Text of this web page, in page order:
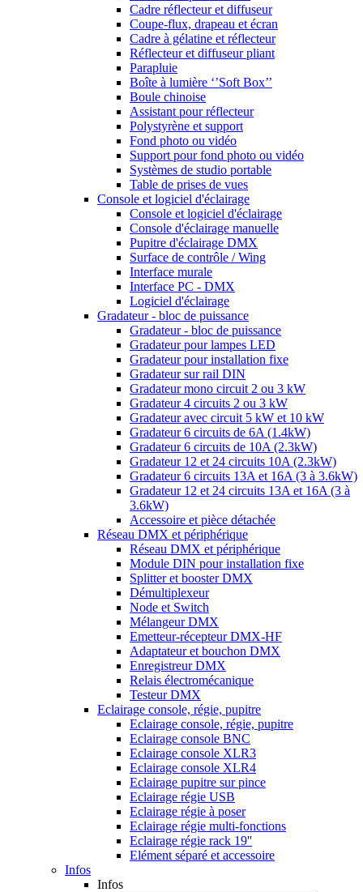
Cadre réflecteur et diffuseur
Coupe-flux, drapeau et écran
Cadre à gélatine et réflecteur
Réflecteur et diffuseur pliant
Parapluie
Boîte à lumière ‘’Soft Box’’
Boule chinoise
Assistant pour réflecteur
Polystyrène et support
Fond photo ou vidéo
Support pour fond photo ou vidéo
Systèmes de studio portable
Table de prises de vues
Console et logiciel d'éclairage
Console et logiciel d'éclairage
Console d'éclairage manuelle
Pupitre d'éclairage DMX
Surface de contrôle / Wing
Interface murale
Interface PC - DMX
Logiciel d'éclairage
Gradateur - bloc de puissance
Gradateur - bloc de puissance
Gradateur pour lampes LED
Gradateur pour installation fixe
Gradateur sur rail DIN
Gradateur mono circuit 2 ou 3 kW
Gradateur 4 circuits 2 ou 3 kW
Gradateur avec circuit 5 kW et 10 kW
Gradateur 6 circuits de 6A (1.4kW)
Gradateur 6 circuits de 10A (2.3kW)
Gradateur 12 et 24 circuits 10A (2.3kW)
Gradateur 6 circuits 13A et 16A (3 à 3.6kW)
Gradateur 12 et 24 circuits 13A et 16A (3 à
3.6kW)
Accessoire et pièce détachée
Réseau DMX et périphérique
Réseau DMX et périphérique
Module DIN pour installation fixe
Splitter et booster DMX
Démultiplexeur
Node et Switch
Mélangeur DMX
Emetteur-récepteur DMX-HF
Adaptateur et bouchon DMX
Enregistreur DMX
Relais électromécanique
Testeur DMX
Eclairage console, régie, pupitre
Eclairage console, régie, pupitre
Eclairage console BNC
Eclairage console XLR3
Eclairage console XLR4
Eclairage pupitre sur pince
Eclairage régie USB
Eclairage régie à poser
Eclairage régie multi-fonctions
Eclairage régie rack 19''
Elément séparé et accessoire
Infos
Infos